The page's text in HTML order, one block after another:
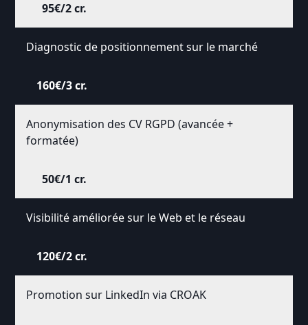
95€/2 cr.
Diagnostic de positionnement sur le marché
160€/3 cr.
Anonymisation des CV RGPD (avancée +
formatée)
50€/1 cr.
Visibilité améliorée sur le Web et le réseau
120€/2 cr.
Promotion sur LinkedIn via CROAK